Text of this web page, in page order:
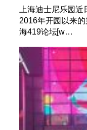
上海迪士尼乐园
2016年开园以来
海419论坛[w…